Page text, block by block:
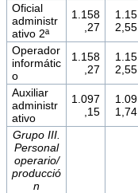
Oficial
administr
ativo 2ª
1.158
,27
1.15
2,55
Operador
informátic
o
1.158
,27
1.15
2,55
Auxiliar
administr
ativo
1.097
,15
1.09
1,74
Grupo III.
Personal
operario/
producció
n